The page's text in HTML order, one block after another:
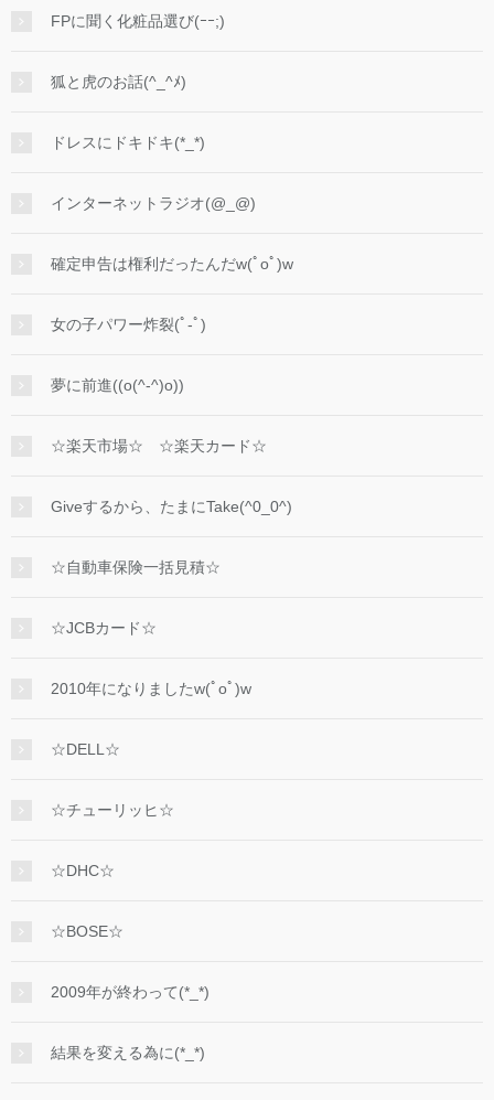
FPに聞く化粧品選び(ｰｰ;)
狐と虎のお話(^_^ﾒ)
ドレスにドキドキ(*_*)
インターネットラジオ(@_@)
確定申告は権利だったんだw(ﾟoﾟ)w
女の子パワー炸裂(ﾟ-ﾟ)
夢に前進((o(^-^)o))
☆楽天市場☆ ☆楽天カード☆
Giveするから、たまにTake(^0_0^)
☆自動車保険一括見積☆
☆JCBカード☆
2010年になりましたw(ﾟoﾟ)w
☆DELL☆
☆チューリッヒ☆
☆DHC☆
☆BOSE☆
2009年が終わって(*_*)
結果を変える為に(*_*)